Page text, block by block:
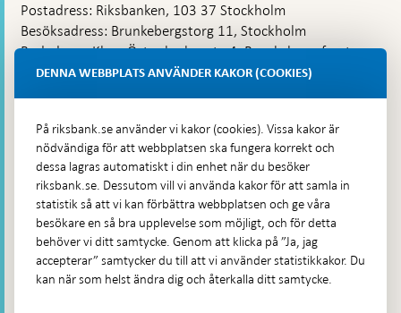
Postadress: Riksbanken, 103 37 Stockholm
Besöksadress: Brunkebergstorg 11, Stockholm
Budadress: Klara Östra kyrkogata 4, Brunkebergsfaret,
Lastplats 6
Hitta direkt
Frågor och svar-
Öppnas
i
ny
flik
Till Riksbankens webbarkiv-
Öppnas
i
ny
Presskontakt
Integritetspolicy
DENNA WEBBPLATS ANVÄNDER KAKOR (COOKIES)
På riksbank.se använder vi kakor (cookies). Vissa kakor är
nödvändiga för att webbplatsen ska fungera korrekt och
dessa lagras automatiskt i din enhet när du besöker
riksbank.se. Dessutom vill vi använda kakor för att samla in
statistik så att vi kan förbättra webbplatsen och ge våra
besökare en så bra upplevelse som möjligt, och för detta
behöver vi ditt samtycke. Genom att klicka på ”Ja, jag
accepterar” samtycker du till att vi använder statistikkakor. Du
kan när som helst ändra dig och återkalla ditt samtycke.